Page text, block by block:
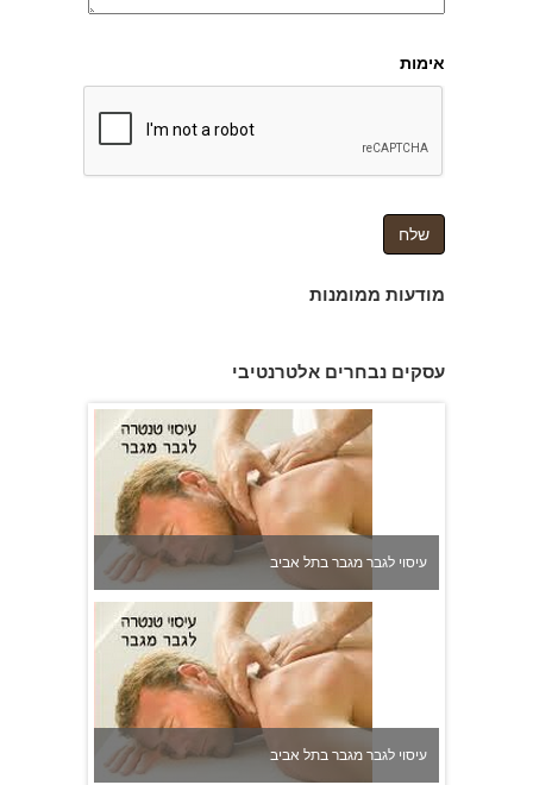
אימות
מודעות ממומנות
עסקים נבחרים אלטרנטיבי
עיסוי לגבר מגבר בתל אביב
עיסוי לגבר מגבר בתל אביב
עיסוי לגבר מגבר בתל אביב